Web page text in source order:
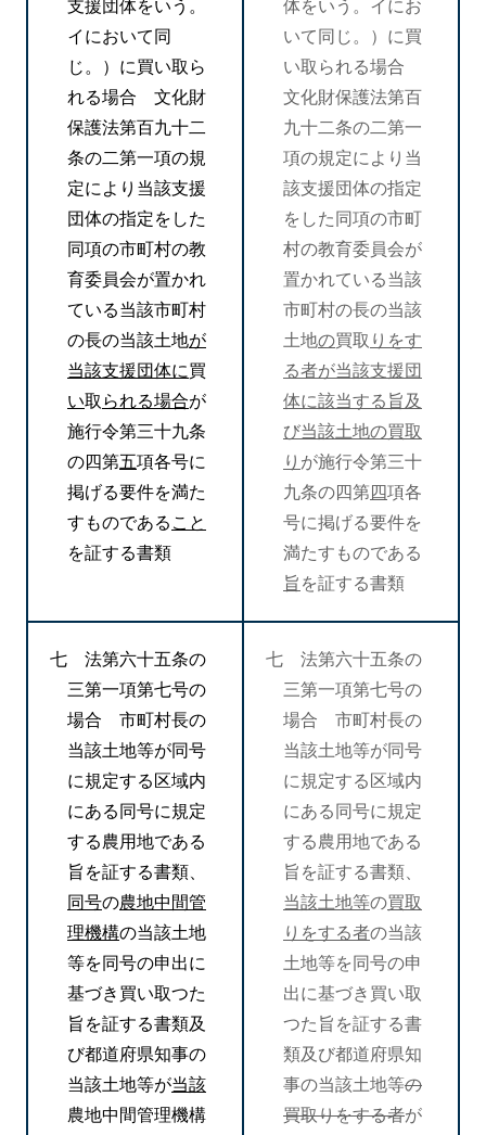
支援団体をいう。
イにおいて同
じ。）に買い取ら
れる場合 文化財
保護法第百九十二
条の二第一項の規
定により当該支援
団体の指定をした
同項の市町村の教
育委員会が置かれ
ている当該市町村
の長の当該土地が
当該支援団体に買
い取 られる場合が
施行令第三十九条
の四第五項各号に
掲げる要件を満た
すものである こと
を証する書類
体をいう。イにお
いて同じ。）に買
い取られる場合
文化財保護法第百
九十二条の二第一
項の規定により当
該支援団体の指定
をした同項の市町
村の教育委員会が
置かれている当該
市町村の長の当該
土地の買取 りをす
る者が当該支援団
体に該当する旨及
び当該土地の買取
り が施行令第三十
九条の四第 四項各
号に掲げる要件を
満たすものである
旨 を証する書類
七 法第六十五条の
三第一項第七号の
場合 市町村長の
当該土地等が同号
に規定する区域内
にある同号に規定
する農用地である
旨を証する書類、
同号の農地中間管
理機構の当該土地
等を同号の申出に
基づき買い取つた
旨を証する書類及
び都道府県知事の
当該土地等が当該
農地中間管理機構
七 法第六十五条の
三第一項第七号の
場合 市町村長の
当該土地等が同号
に規定する区域内
にある同号に規定
する農用地である
旨を証する書類、
当該土地等の買取
りをする者の当該
土地等を同号の申
出に基づき買い取
つた旨を証する書
類及び都道府県知
事の当該土地等の
買取りをする者が